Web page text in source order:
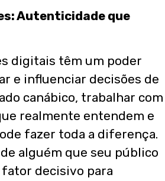
Autenticidade que
digitais têm um poder
e influenciar decisões de
canábico, trabalhar com
realmente entendem e
fazer toda a diferença.
alguém que seu público
fator decisivo para